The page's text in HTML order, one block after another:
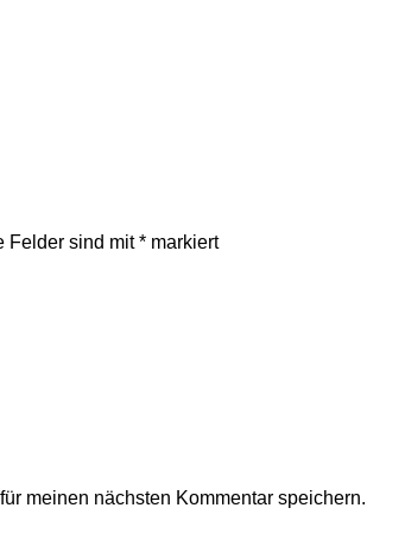
Felder sind mit* markiert
meinen nächsten Kommentar speichern.